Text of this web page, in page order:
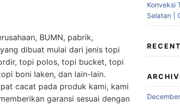
BUMN, pabrik,
dibuat mulai dari jenis topi
topi polos, topi bucket, topi
boni laken, dan lain-lain.
cacat pada produk kami, kami
garansi sesuai dengan
Konveksi
Selatan |